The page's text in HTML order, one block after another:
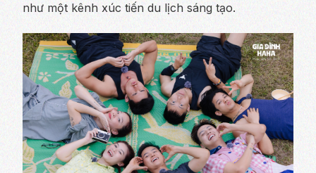
như một kênh xúc tiến du lịch sáng tạo.